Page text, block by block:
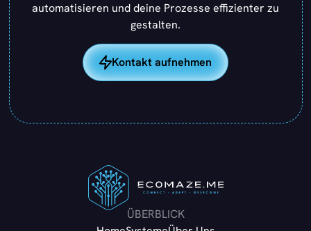
automatisieren und deine Prozesse effizienter zu
gestalten.
Kontakt aufnehmen
ÜBERBLICK